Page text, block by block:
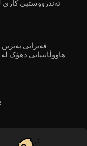
تەندرووستیی کاری
قەیرانی
هاووڵاتییانی دهۆک لە